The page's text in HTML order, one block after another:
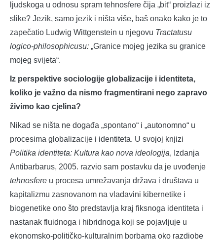
ljudskoga u odnosu spram tehnosfere čija „bit“ proizlazi iz
slike? Jezik, samo jezik i ništa više, baš onako kako je to
zapečatio Ludwig Wittgenstein u njegovu Tractatusu
logico-philosophicusu: „Granice mojeg jezika su granice
mojeg svijeta“.
Iz perspektive sociologije globalizacije i identiteta,
koliko je važno da nismo fragmentirani nego zapravo
živimo kao cjelina?
Nikad se ništa ne događa „spontano“ i „autonomno“ u
procesima globalizacije i identiteta. U svojoj knjizi
Politika identiteta: Kultura kao nova ideologija, Izdanja
Antibarbarus, 2005. razvio sam postavku da je uvođenje
tehnosfere u procesa umrežavanja država i društava u
kapitalizmu zasnovanom na vladavini kibernetike i
biogenetike ono što predstavlja kraj fiksnoga identiteta i
nastanak fluidnoga i hibridnoga koji se pojavljuje u
ekonomsko-političko-kulturalnim borbama oko razdiobe